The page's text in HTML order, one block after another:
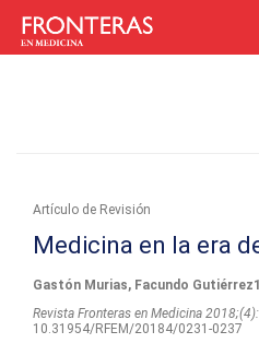
Artículo de Revisión
Medicina en la era
Gastón Murias, Facundo
Revista Fronteras en Medicina
10.31954/RFEM/20184/0231-0237